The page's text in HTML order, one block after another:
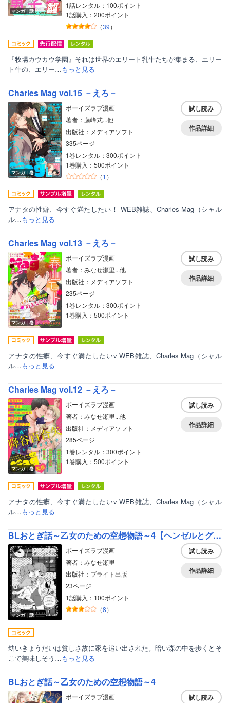
マンガ｜話
1話レンタル：100ポイント
1話購入：200ポイント
（39）
『牧場カウカウ学園』それは世界のエリート乳牛たちが集まる、エリー
ト牛の、エリー…もっと見る
Charles Mag vol.15 －えろ－
マンガ｜巻
ボーイズラブ漫画
著者：藤峰式...他
出版社：メディアソフト
335ページ
1巻レンタル：300ポイント
1巻購入：500ポイント
（1 ）
試し読み
作品詳細
アナタの性癖、今すぐ満たしたい！ WEB雑誌、Charles Mag（シャル
ル…もっと見る
Charles Mag vol.13 －えろ－
マンガ｜巻
ボーイズラブ漫画
著者：みなせ瀬里...他
出版社：メディアソフト
235ページ
1巻レンタル：300ポイント
1巻購入：500ポイント
試し読み
作品詳細
アナタの性癖、今すぐ満たしたいv WEB雑誌、Charles Mag（シャル
ル…もっと見る
Charles Mag vol.12 －えろ－
マンガ｜巻
ボーイズラブ漫画
著者：みなせ瀬里...他
出版社：メディアソフト
285ページ
1巻レンタル：300ポイント
1巻購入：500ポイント
試し読み
作品詳細
アナタの性癖、今すぐ満たしたいv WEB雑誌、Charles Mag（シャル
ル…もっと見る
BLおとぎ話～乙女のための空想物語～4【ヘンゼルとグレーテル】Candy☆Twins
マンガ｜話
ボーイズラブ漫画
著者：みなせ瀬里
出版社：ブライト出版
23ページ
1話購入：100ポイント
（8）
試し読み
作品詳細
幼いきょうだいは貧しさ故に家を追い出された。暗い森の中を歩くとそ
こで美味しそう…もっと見る
BLおとぎ話～乙女のための空想物語～4
ボーイズラブ漫画
試し読み
ボーイズラブ
美女・美少女
女性写真集